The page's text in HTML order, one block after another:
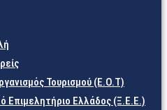
Τουρισμού (Ε.Ο.Τ)
Επιμελητήριο Ελλάδος (Ξ.Ε.Ε.)